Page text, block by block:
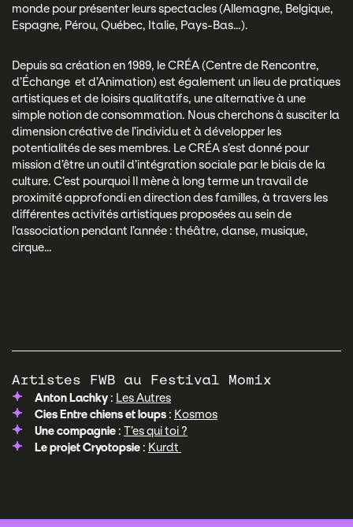
monde pour présenter leurs spectacles (Allemagne, Belgique,
Espagne, Pérou, Québec, Italie, Pays-Bas…).
Depuis sa création en 1989, le CRÉA (Centre de Rencontre,
d’Échange et d’Animation) est également un lieu de pratiques
artistiques et de loisirs qualitatifs, une alternative à une
simple notion de consommation. Nous cherchons à susciter la
dimension créative de l’individu et à développer les
potentialités de ses membres. Le CRÉA s’est donné pour
mission d’être un outil d’intégration sociale par le biais de la
culture. C’est pourquoi Il mène à long terme un travail de
proximité approfondi en direction des familles, à travers les
différentes activités artistiques proposées au sein de
l’association pendant l’année : théâtre, danse, musique,
cirque…
Artistes FWB au Festival Momix
Anton Lachky : Les Autres
Cies Entre chiens et loups : Kosmos
Une compagnie : T’es qui toi ?
Le projet Cryotopsie : Kurdt